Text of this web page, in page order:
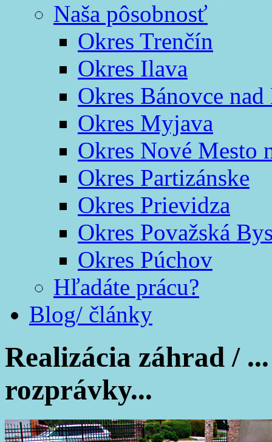
Naša pôsobnosť
Okres Trenčín
Okres Ilava
Okres Bánovce
Okres Myjava
Okres Nové Mesto
Okres Partizánske
Okres Prievidza
Okres Považská
Okres Púchov
Hľadáte prácu?
Blog/ články
Realizácia záhrad /
rozprávky...